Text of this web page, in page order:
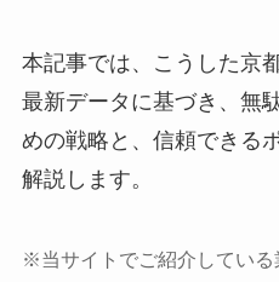
本記事では、こうした京
最新データに基づき、無
めの戦略と、信頼できる
解説します。
※当サイトでご紹介してい